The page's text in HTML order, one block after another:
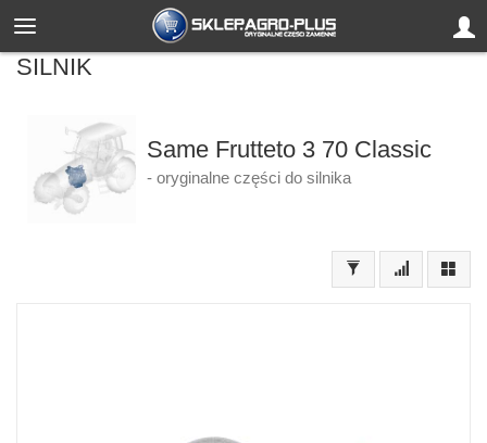
SILNIK
Same Frutteto 3 70 Classic
- oryginalne części do silnika